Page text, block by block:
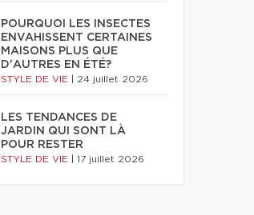
POURQUOI LES INSECTES
ENVAHISSENT CERTAINES
MAISONS PLUS QUE
D'AUTRES EN ÉTÉ?
STYLE DE VIE 24 juillet 2026
LES TENDANCES DE
JARDIN QUI SONT LÀ
POUR RESTER
STYLE DE VIE 17 juillet 2026